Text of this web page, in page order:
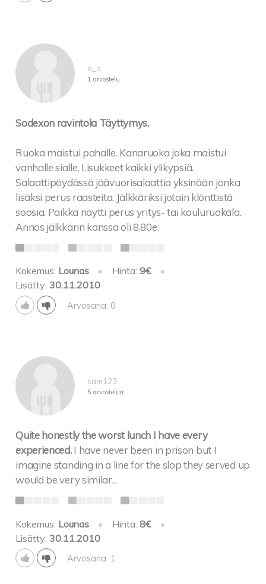
o_o
1 arvostelu
Sodexon ravintola Täyttymys.
Ruoka maistui pahalle. Kanaruoka joka maistui
vanhalle sialle. Lisukkeet kaikki ylikypsiä.
Salaattipöydässä jäävuorisalaattia yksinään jonka
lisäksi perus raasteita. Jälkkäriksi jotain klönttistä
soosia. Paikka näytti perus yritys- tai kouluruokala.
Annos jälkkärin kanssa oli 8,80e.
Kokemus: Lounas • Hinta: 9€
•
Lisätty: 30.11.2010
Arvosana: 0
sam123
5 arvostelua
Quite honestly the worst lunch I have every
experienced. I have never been in prison but I
imagine standing in a line for the slop they served up
would be very similar...
Kokemus: Lounas • Hinta: 8€
•
Lisätty: 30.11.2010
Arvosana: 1